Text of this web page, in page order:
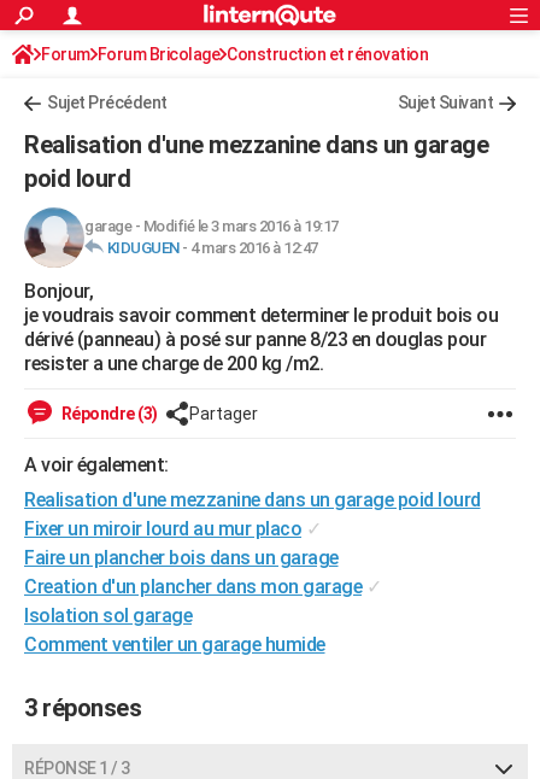
ACTUALITÉS
Politique
Société
Faits Divers
Education
Monde
Villes
+
Programme TV
Streaming
Cinéma
Sorties cinéma
Musique
FINANCE
Retraite
Impôts
Epargne
Immobilier
Risques naturels par ville
Banque
Assurance
Crédit
AUTO
Essais
Réserver un essai
Citadines
Berlines
SUV
Forum auto
HIGH-TECH
Mobiles
Meilleur smartphone
Internet
Ordinateurs
Jeux vidéo
Guide high-tech
+
BRICOLAGE
Forum
Aménagement intérieur
Extérieur
Cuisine
Salle de bains
Jardinage
Rangement
WEEK-END
Guides de France
Escapades
Patrimoine
Expositions
Musées
Week-end nature
LIFESTYLE
Art de vivre
Bien-être
Loisirs
Mode
Modes de vie
SANTE
Alimentation
Guide de la santé
Maladies
Médicaments
Sommeil
VOYAGE
Destinations
City break
Voyage nature
Voyage de noces
Forum
Climat
+PHOTO
GUIDES D'ACHAT
CARTE DE VOEUX
Carte de Noël
Carte Bonne année
Carte Saint-Valentin
Carte Pâques
Carte d'anniversaire
DICTIONNAIRE
Rechercher
S'inscrire
Connexion
Forum Forum Bricolage Construction et rénovation
Charpente, toiture, combles
Sujet Précédent Sujet Suivant
Realisation d'une mezzanine dans un garage
poid lourd
garage- Modifié le 3 mars 2016 à 19:17
KIDUGUEN- 4 mars 2016 à 12:47
Bonjour,
je voudrais savoir comment determiner le produit bois ou
dérivé (panneau) à posé sur panne 8/23 en douglas pour
resister a une charge de 200 kg /m2.
Répondre (3) Partager
A voir également:
Realisation d'une mezzanine dans un garage poid lourd
Fixer un miroir lourd au mur placo ✓
Faire un plancher bois dans un garage
Creation d'un plancher dans mon garage ✓
Isolation sol garage
Comment ventiler un garage humide
3 réponses
RÉPONSE 1 / 3